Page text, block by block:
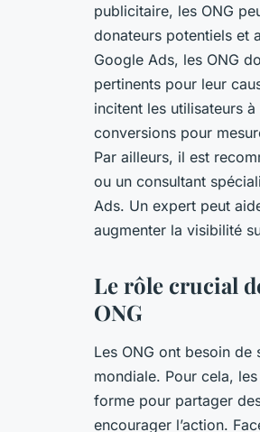
publicitaire, les ONG
donateurs potentiels et
Google Ads, les ONG
pertinents pour leur
incitent les utilisateurs
conversions pour
Par ailleurs, il est
ou un consultant
Ads. Un expert peut
augmenter la visibilité
Le rôle crucial
ONG
Les ONG ont besoin de
mondiale. Pour cela,
forme pour partager
encourager l’action.